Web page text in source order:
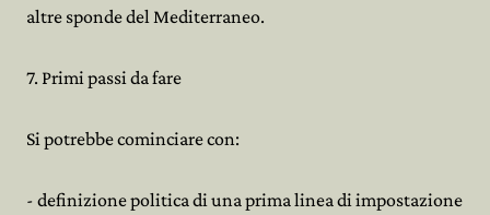
altre sponde del Mediterraneo.
7. Primi passi da fare
Si potrebbe cominciare con:
- definizione politica di una prima linea di impostazione